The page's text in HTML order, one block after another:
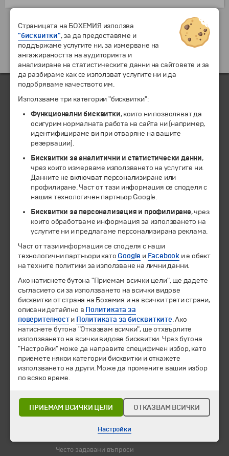
Екскурзии и почивки до Непал »
© 1994-2026 Бохемия ООД.Всички права запазени.
Екскурзии и почивки
Направления
Календар
Всички програми от А до Я
Промоции
Горещи оферти
Потвърдени дати
Празници
Оферта на деня
Туристически обекти
Хотелски резервации
Корпоративно обслужване
Често задавани въпроси
Страницата на БОХЕМИЯ използва
"бисквитки", за да предоставяме и
поддържаме услугите ни, за измерване на
ангажираността на аудиторията и
анализиране на статистическите данни на сайтовете и за
да разбираме как се използват услугите ни и да
подобряваме качеството им.
Използваме три категории "бисквитки":
Функционални бисквитки, които ни позволяват да
осигурим нормалната работа на сайта ни (например,
идентифицираме ви при отваряне на вашите
резервации).
Бисквитки за аналитични и статистически данни,
чрез които измерваме използването на услугите ни.
Данните не включват персонализиране или
профилиране. Част от тази информация се споделя с
нашия технологичен партньор Google.
Бисквитки за персонализация и профилиране, чрез
които обработваме информация за използването на
услугите ни и предлагаме персонализирана реклама.
Част от тази информация се споделя с наши
технологични партньори като Google и Facebook и е обект
на техните политики за използване на лични данни.
Ако натиснете бутона "Приемам всички цели", ще дадете
съгласието си за използването на всички видове
бисквитки от страна на Бохемия и на всички трети страни,
описани детайлно в Политиката за
поверителности Политиката за бисквитките. Ако
натиснете бутона "Отказвам всички", ще отхвърлите
използването на всички видове бисквитки. Чрез бутона
"Настройки" може да направите специфичен избор, като
приемете някои категории бисквитки и откажете
използването на други. Може да промените вашия избор
по всяко време.
ПРИЕМАМ ВСИЧКИ ЦЕЛИ ОТКАЗВАМ ВСИЧКИ
Настройки